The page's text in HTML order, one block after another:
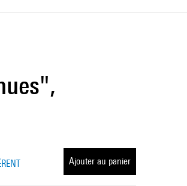
Ajouter au panier